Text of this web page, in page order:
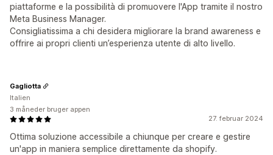
piattaforme e la possibilità di promuovere l'App tramite il nostro
Meta Business Manager.
Consigliatissima a chi desidera migliorare la brand awareness e
offrire ai propri clienti un’esperienza utente di alto livello.
27. februar 2024
Ottima soluzione accessibile a chiunque per creare e gestire
un'app in maniera semplice direttamente da shopify.
Gagliotta
Italien
3 måneder bruger appen